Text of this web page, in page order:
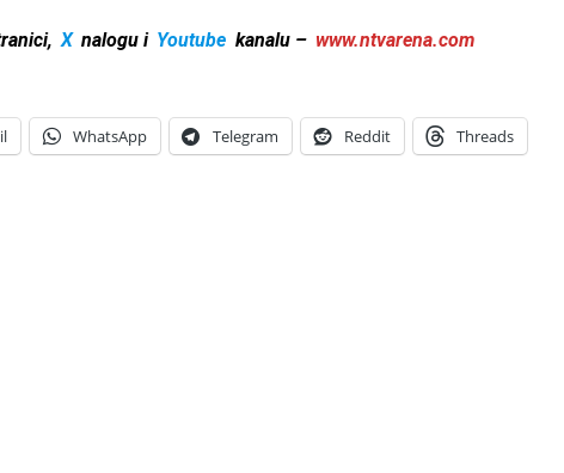
X nalogu i Youtube kanalu – www.ntvarena.com
WhatsApp Telegram Reddit Threads